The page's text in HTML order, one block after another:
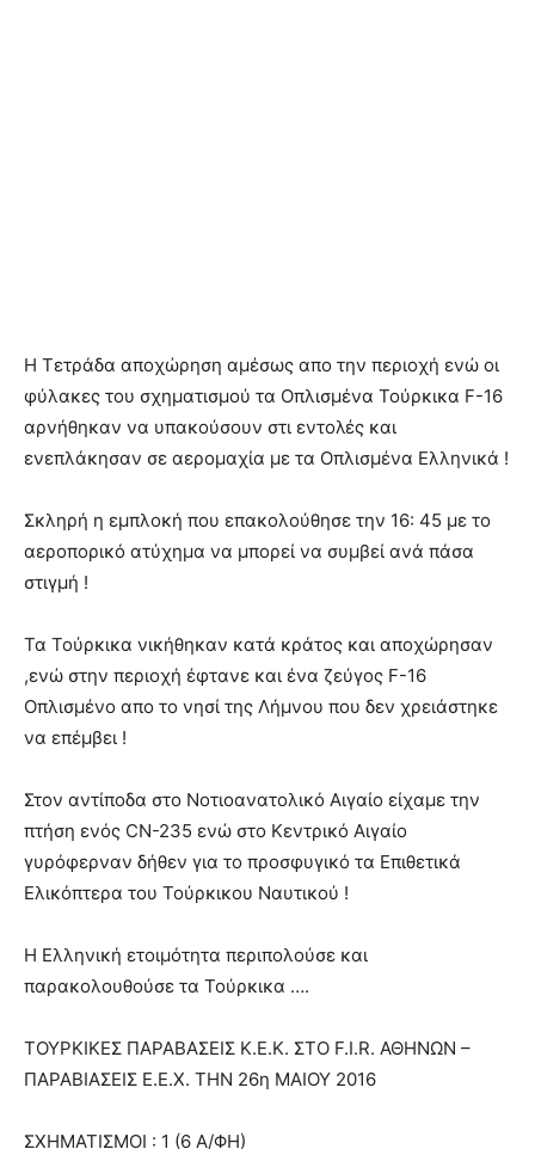
Η Τετράδα αποχώρηση αμέσως απο την περιοχή ενώ οι
φύλακες του σχηματισμού τα Οπλισμένα Τούρκικα F-16
αρνήθηκαν να υπακούσουν στι εντολές και
ενεπλάκησαν σε αερομαχία με τα Οπλισμένα Ελληνικά !
Σκληρή η εμπλοκή που επακολούθησε την 16: 45 με το
αεροπορικό ατύχημα να μπορεί να συμβεί ανά πάσα
στιγμή !
Τα Τούρκικα νικήθηκαν κατά κράτος και αποχώρησαν
,ενώ στην περιοχή έφτανε και ένα ζεύγος F-16
Οπλισμένο απο το νησί της Λήμνου που δεν χρειάστηκε
να επέμβει !
Στον αντίποδα στο Νοτιοανατολικό Αιγαίο είχαμε την
πτήση ενός CN-235 ενώ στο Κεντρικό Αιγαίο
γυρόφερναν δήθεν για το προσφυγικό τα Επιθετικά
Ελικόπτερα του Τούρκικου Ναυτικού !
Η Ελληνική ετοιμότητα περιπολούσε και
παρακολουθούσε τα Τούρκικα ….
ΤΟΥΡΚΙΚΕΣ ΠΑΡΑΒΑΣΕΙΣ Κ.Ε.Κ. ΣΤΟ F.I.R. ΑΘΗΝΩΝ –
ΠΑΡΑΒΙΑΣΕΙΣ Ε.Ε.Χ. ΤΗΝ 26η ΜΑΙΟΥ 2016
ΣΧΗΜΑΤΙΣΜΟΙ : 1 (6 Α/ΦΗ)